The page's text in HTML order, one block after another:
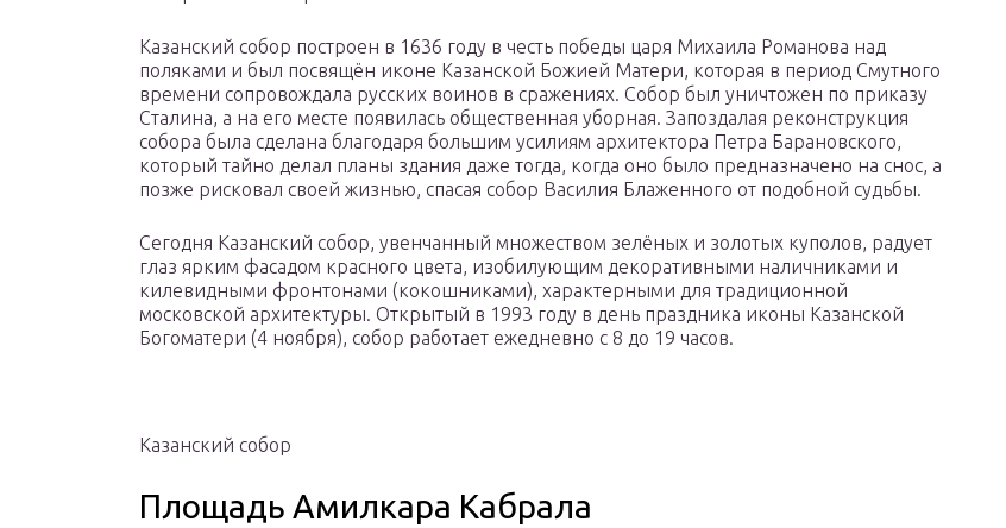
Казанский собор построен в 1636 году в честь победы царя Михаила Романова над
поляками и был посвящён иконе Казанской Божией Матери, которая в период Смутного
времени сопровождала русских воинов в сражениях. Собор был уничтожен по приказу
Сталина, а на его месте появилась общественная уборная. Запоздалая реконструкция
собора была сделана благодаря большим усилиям архитектора Петра Барановского,
который тайно делал планы здания даже тогда, когда оно было предназначено на снос, а
позже рисковал своей жизнью, спасая собор Василия Блаженного от подобной судьбы.
Сегодня Казанский собор, увенчанный множеством зелёных и золотых куполов, радует
глаз ярким фасадом красного цвета, изобилующим декоративными наличниками и
килевидными фронтонами (кокошниками), характерными для традиционной
московской архитектуры. Открытый в 1993 году в день праздника иконы Казанской
Богоматери (4 ноября), собор работает ежедневно с 8 до 19 часов.
Казанский собор
Площадь Амилкара Кабрала